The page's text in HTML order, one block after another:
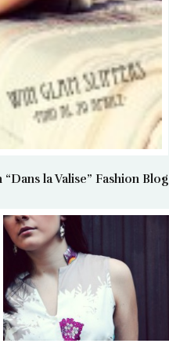
la Valise” Fashion Blog